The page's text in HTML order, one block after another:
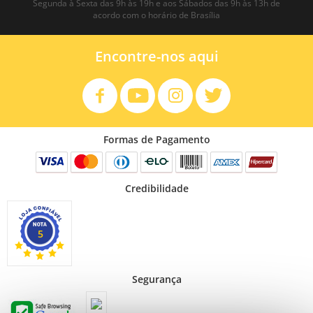
Segunda à Sexta das 9h às 19h e aos Sábados das 9h às 13h de
acordo com o horário de Brasília
Encontre-nos aqui
Formas de Pagamento
Credibilidade
5
Segurança